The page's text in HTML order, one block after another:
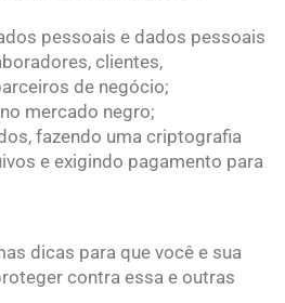
pessoais e dados pessoais
clientes,
de negócio;
mercado negro;
fazendo uma criptografia
e exigindo pagamento para
dicas para que você e sua
contra essa e outras